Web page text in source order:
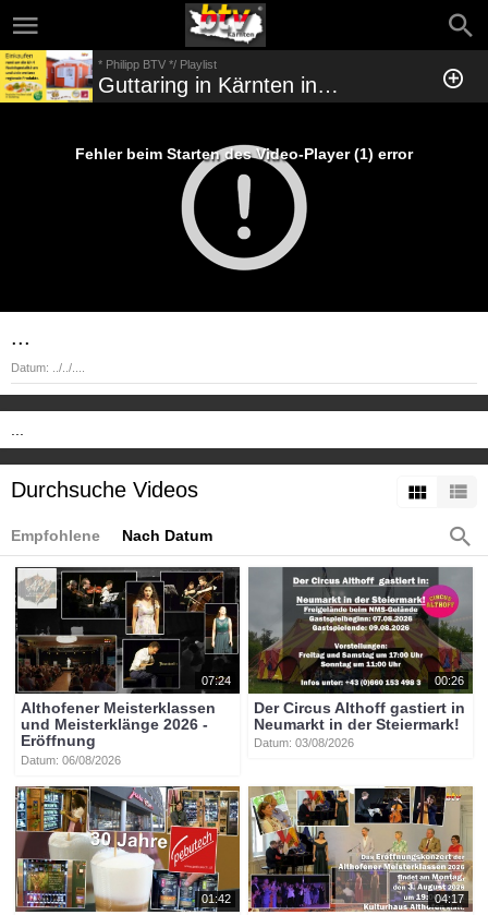
* Philipp BTV */ Playlist
Guttaring in Kärnten in der Norischen Region
Fehler beim Starten des Video-Player (1) error
...
Datum: ../../....
Durchsuche Videos
Empfohlene Nach Datum
07:24
Althofener Meisterklassen
und Meisterklänge 2026 -
Eröffnung
Datum: 06/08/2026
00:26
Der Circus Althoff gastiert in
Neumarkt in der Steiermark!
Datum: 03/08/2026
01:42 04:17